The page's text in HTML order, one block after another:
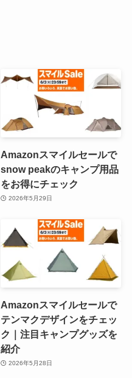
Amazonスマイルセールで
snow peakのキャンプ用品
をお得にチェック
2026年5月29日
Amazonスマイルセールで
テンマクデザインをチェッ
ク｜注目キャンプグッズを
紹介
2026年5月28日